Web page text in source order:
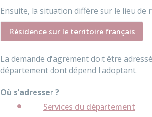
Ensuite, la situation diffère sur le lieu de
Résidence sur le territoire français
La demande d'agrément doit être
département dont dépend l'adoptant.
Où s'adresser ?
Services du département